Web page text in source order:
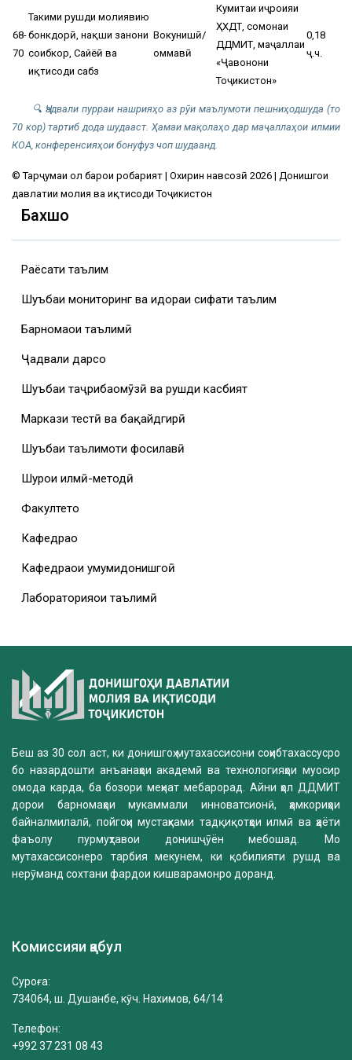
68-
70
Таҳкими рушди молиявию
бонкдорӣ, нақши занони
соҳибкор, Сайёҳӣ ва
иқтисоди сабз
Вокунишӣ/
оммавӣ
Кумитаи иҷроияи
ҲХДТ, сомонаи
ДДМИТ, маҷаллаи
«Ҷавонони
Тоҷикистон»
0,18
ҷ.ч.
🔍 Ҷадвали пурраи нашрияҳо аз рӯи маълумоти пешниҳодшуда (то
70 кор) тартиб дода шудааст. Ҳамаи мақолаҳо дар маҷаллаҳои илмии
КОА, конференсияҳои бонуфуз чоп шудаанд.
© Тарҷумаи ҳол барои роҳбарият | Охирин навсозӣ 2026 | Донишгоҳи
давлатии молия ва иқтисоди Тоҷикистон
Бахшҳо
Раёсати таълим
Шуъбаи мониторинг ва идораи сифати таълим
Барномаҳои таълимӣ
Ҷадвали дарсҳо
Шуъбаи таҷрибаомӯзӣ ва рушди касбият
Маркази тестӣ ва бақайдгирӣ
Шуъбаи таълимоти фосилавӣ
Шурои илмӣ-методӣ
Факултетҳо
Кафедраҳо
Кафедраҳои умумидонишгоҳӣ
Лабораторияҳои таълимӣ
Беш аз 30 сол аст, ки донишгоҳ мутахассисони соҳибтахассусро
бо назардошти анъанаҳои академӣ ва технологияҳои муосир
омода карда, ба бозори меҳнат мебарорад. Айни ҳол ДДМИТ
дорои барномаҳои мукаммали инноватсионӣ, ҳамкориҳои
байналмилалӣ, пойгоҳи мустаҳками тадқиқотҳои илмӣ ва ҳаёти
фаъолу пурмуҳтавои донишҷӯён мебошад. Мо
мутахассисонеро тарбия мекунем, ки қобилияти рушд ва
нерӯманд сохтани фардои кишварамонро доранд.
Комиссияи қабул
Суроға:
734064, ш. Душанбе, кӯч. Нахимов, 64/14
Телефон:
+992 37 231 08 43